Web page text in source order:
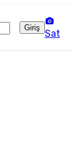
Giriş
Sat